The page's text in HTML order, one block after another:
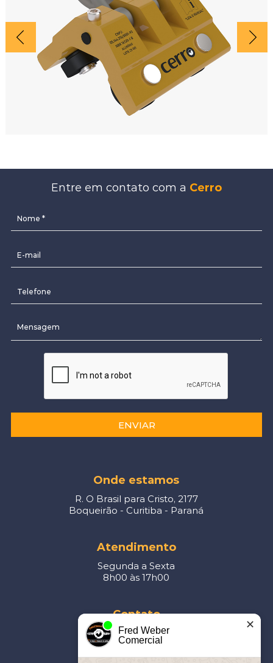
Entre em contato com a Cerro
ENVIAR
Onde estamos
R. O Brasil para Cristo, 2177
Boqueirão - Curitiba - Paraná
Atendimento
Segunda a Sexta
8h00 às 17h00
Contato
413093-5877
contato@cerro.eng.br
Fred Weber
Comercial
✕